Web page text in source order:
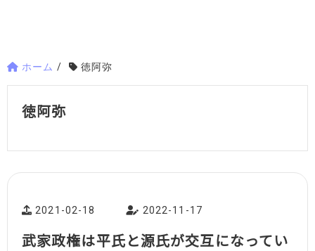
ホーム / 徳阿弥
徳阿弥
2021-02-18 2022-11-17
武家政権は平氏と源氏が交互になってい